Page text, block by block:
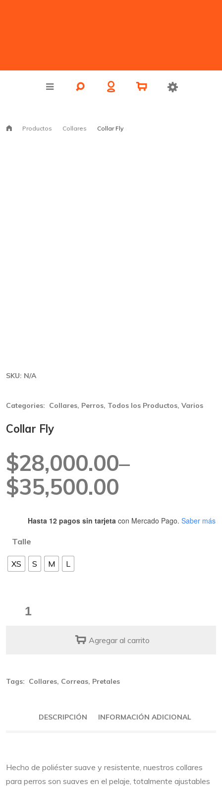
Productos Collares Collar Fly
SKU: N/A
Categories: Collares, Perros, Todos los Productos, Varios
Collar Fly
$28,000.00–
$35,500.00
Rango
de
desde
$28,000.00
$35,500.00
Hasta 12 pagos sin tarjeta con Mercado Pago. Saber más
Talle
XS S M L
Agregar al carrito
Tags: Collares, Correas, Pretales
DESCRIPCIÓN INFORMACIÓN ADICIONAL
Hecho de poliéster suave y resistente, nuestros collares
para perros son suaves en el pelaje, totalmente ajustables